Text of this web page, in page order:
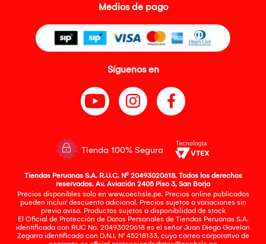
Medios de pago
Síguenos en
Tienda 100% Segura
Tiendas Peruanas S.A. R.U.C. Nº 20493020618. Todos los derechos
reservados. Av. Aviación 2405 Piso 3, San Borja
Precios disponibles solo en www.oechsle.pe. Precios online publicados
pueden incluir descuento adicional. Precios sujetos a variaciones sin
previo aviso. Productos sujetos a disponibilidad de stock
El Oficial de Protección de Datos Personales de Tiendas Peruanas S.A.
identificada con RUC No. 20493020618 es el señor Juan Diego Gavelan
Zegarra identificado con D.N.I. N° 45218133, cuyo correo corporativo de